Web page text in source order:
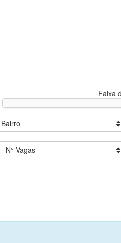
Faixa
Bairro
- N° Vagas -